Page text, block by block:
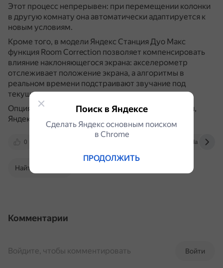
Этот процесс непрерывен: при перемещении колонки
в другую комнату она автоматически адаптируется к
новым условиям.
Кроме того, в модели Яндекс Станция Дуо Макс
функция Room Correction позволяет компенсировать
влияние наклоняющегося экрана: акселерометр
отслеживает положение экрана, а алгоритмы в
реальном времени подстраивают звучание под
текущее положение экрана.
Опция доступна на колонках Яндекс Станция Миди,
Яндекс Станция 2 и Яндекс Станция Дуо Макс.
0 4pda.to
Найти в Поиске
Комментарии
Войти
Войдите, чтобы комментировать
Поиск в Яндексе
Сделать Яндекс основным поиском
в Сhrome
ПРОДОЛЖИТЬ